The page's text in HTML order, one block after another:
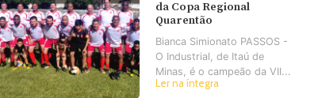
da Copa Regional
Quarentão
Bianca Simionato PASSOS -
O Industrial, de Itaú de
Minas, é o campeão da VII...
Ler na íntegra